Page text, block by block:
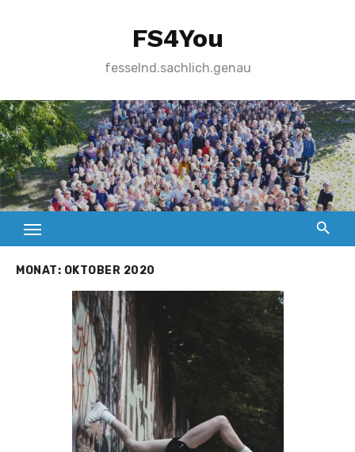
FS4You
fesselnd.sachlich.genau
MONAT: OKTOBER 2020